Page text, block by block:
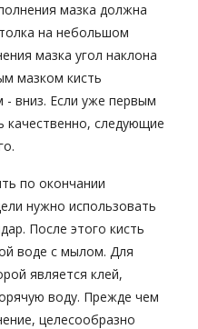
мазка должна
на небольшом
мазка угол наклона
мазком кисть
- вниз. Если уже первым
качественно, следующие
по окончании
нужно использовать
После этого кисть
воде с мылом. Для
является клей,
воду. Прежде чем
целесообразно